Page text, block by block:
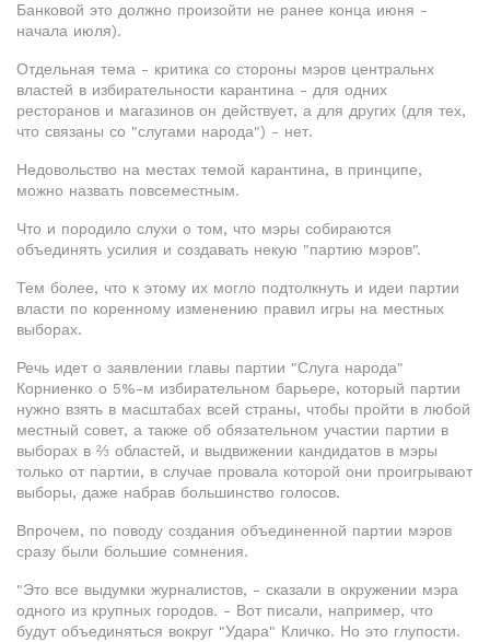
Банковой это должно произойти не ранее конца июня -
начала июля).
Отдельная тема - критика со стороны мэров центральнх
властей в избирательности карантина - для одних
ресторанов и магазинов он действует, а для других (для тех,
что связаны со "слугами народа") - нет.
Недовольство на местах темой карантина, в принципе,
можно назвать повсеместным.
Что и породило слухи о том, что мэры собираются
объединять усилия и создавать некую "партию мэров".
Тем более, что к этому их могло подтолкнуть и идеи партии
власти по коренному изменению правил игры на местных
выборах.
Речь идет о заявлении главы партии "Слуга народа"
Корниенко о 5%-м избирательном барьере, который партии
нужно взять в масштабах всей страны, чтобы пройти в любой
местный совет, а также об обязательном участии партии в
выборах в ⅔ областей, и выдвижении кандидатов в мэры
только от партии, в случае провала которой они проигрывают
выборы, даже набрав большинство голосов.
Впрочем, по поводу создания объединенной партии мэров
сразу были большие сомнения.
"Это все выдумки журналистов, - сказали в окружении мэра
одного из крупных городов. - Вот писали, например, что
будут объединяться вокруг "Удара" Кличко. Но это глупости.